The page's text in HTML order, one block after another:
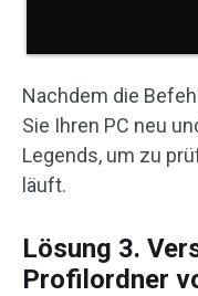
Nachdem die
Sie Ihren PC neu
Legends, um zu
läuft.
Lösung 3.
Profilordner